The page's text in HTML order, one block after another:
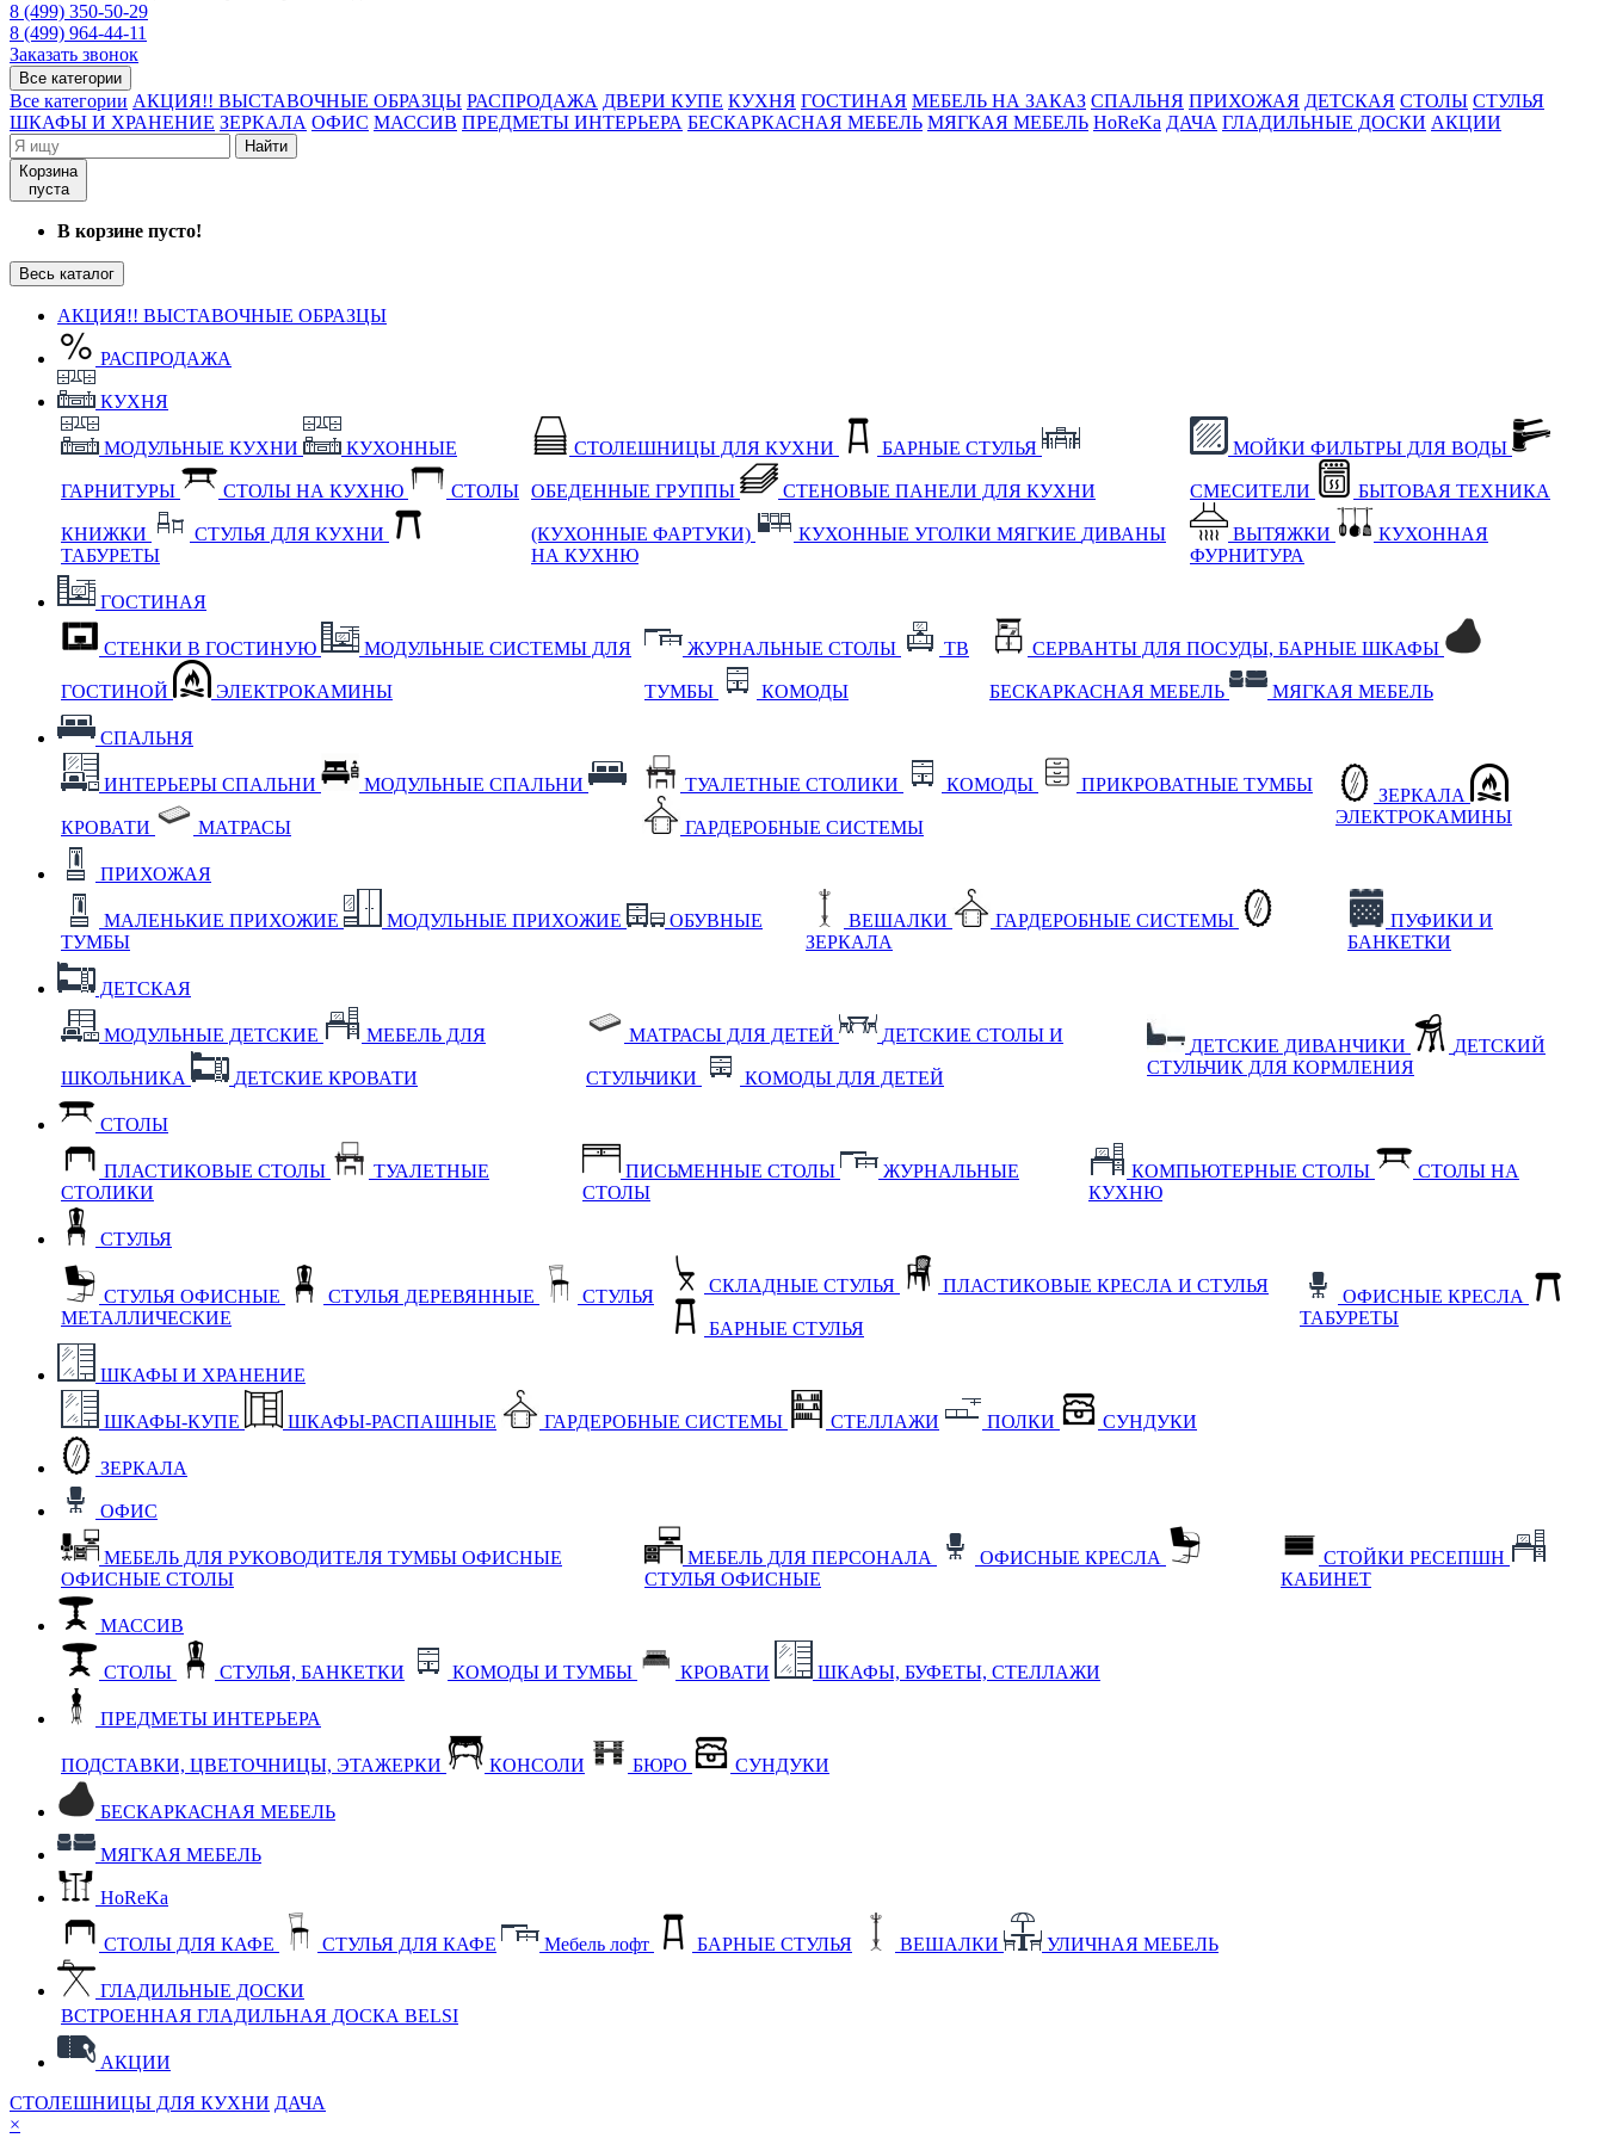
8 (499) 350-50-29
8 (499) 964-44-11
Заказать звонок
Все категории
Все категории АКЦИЯ!! ВЫСТАВОЧНЫЕ ОБРАЗЦЫ РАСПРОДАЖА ДВЕРИ КУПЕ КУХНЯ ГОСТИНАЯ МЕБЕЛЬ НА ЗАКАЗ СПАЛЬНЯ ПРИХОЖАЯ ДЕТСКАЯ СТОЛЫ СТУЛЬЯ
ШКАФЫ И ХРАНЕНИЕ ЗЕРКАЛА ОФИС МАССИВ ПРЕДМЕТЫ ИНТЕРЬЕРА БЕСКАРКАСНАЯ МЕБЕЛЬ МЯГКАЯ МЕБЕЛЬ HoReKa ДАЧА ГЛАДИЛЬНЫЕ ДОСКИ АКЦИИ
Найти
Корзина
пуста
В корзине пусто!
Весь каталог
АКЦИЯ!! ВЫСТАВОЧНЫЕ ОБРАЗЦЫ
РАСПРОДАЖА
КУХНЯ
МОДУЛЬНЫЕ КУХНИ КУХОННЫЕ
ГАРНИТУРЫ СТОЛЫ НА КУХНЮ СТОЛЫ
КНИЖКИ
СТУЛЬЯ ДЛЯ КУХНИ
ТАБУРЕТЫ
СТОЛЕШНИЦЫ ДЛЯ КУХНИ БАРНЫЕ СТУЛЬЯ
ОБЕДЕННЫЕ ГРУППЫ СТЕНОВЫЕ ПАНЕЛИ ДЛЯ КУХНИ
(КУХОННЫЕ ФАРТУКИ) КУХОННЫЕ УГОЛКИ МЯГКИЕ ДИВАНЫ
НА КУХНЮ
МОЙКИ ФИЛЬТРЫ ДЛЯ ВОДЫ
СМЕСИТЕЛИ БЫТОВАЯ ТЕХНИКА
ВЫТЯЖКИ
КУХОННАЯ
ФУРНИТУРА
ГОСТИНАЯ
СТЕНКИ В ГОСТИНУЮ МОДУЛЬНЫЕ СИСТЕМЫ ДЛЯ
ГОСТИНОЙ ЭЛЕКТРОКАМИНЫ
ЖУРНАЛЬНЫЕ СТОЛЫ ТВ
ТУМБЫ КОМОДЫ
СЕРВАНТЫ ДЛЯ ПОСУДЫ, БАРНЫЕ ШКАФЫ
БЕСКАРКАСНАЯ МЕБЕЛЬ МЯГКАЯ МЕБЕЛЬ
СПАЛЬНЯ
ИНТЕРЬЕРЫ СПАЛЬНИ МОДУЛЬНЫЕ СПАЛЬНИ
КРОВАТИ МАТРАСЫ
ТУАЛЕТНЫЕ СТОЛИКИ КОМОДЫ ПРИКРОВАТНЫЕ ТУМБЫ
ГАРДЕРОБНЫЕ СИСТЕМЫ
ЗЕРКАЛА
ЭЛЕКТРОКАМИНЫ
ПРИХОЖАЯ
МАЛЕНЬКИЕ ПРИХОЖИЕ МОДУЛЬНЫЕ ПРИХОЖИЕ
ОБУВНЫЕ
ТУМБЫ
ВЕШАЛКИ
ГАРДЕРОБНЫЕ СИСТЕМЫ
ЗЕРКАЛА
ПУФИКИ И
БАНКЕТКИ
ДЕТСКАЯ
МОДУЛЬНЫЕ ДЕТСКИЕ МЕБЕЛЬ ДЛЯ
ШКОЛЬНИКА ДЕТСКИЕ КРОВАТИ
МАТРАСЫ ДЛЯ ДЕТЕЙ ДЕТСКИЕ СТОЛЫ И
СТУЛЬЧИКИ КОМОДЫ ДЛЯ ДЕТЕЙ
ДЕТСКИЕ ДИВАНЧИКИ
ДЕТСКИЙ
СТУЛЬЧИК ДЛЯ КОРМЛЕНИЯ
СТОЛЫ
ПЛАСТИКОВЫЕ СТОЛЫ
ТУАЛЕТНЫЕ
СТОЛИКИ
ПИСЬМЕННЫЕ СТОЛЫ
ЖУРНАЛЬНЫЕ
СТОЛЫ
КОМПЬЮТЕРНЫЕ СТОЛЫ
СТОЛЫ НА
КУХНЮ
СТУЛЬЯ
СТУЛЬЯ ОФИСНЫЕ СТУЛЬЯ ДЕРЕВЯННЫЕ
СТУЛЬЯ
МЕТАЛЛИЧЕСКИЕ
СКЛАДНЫЕ СТУЛЬЯ ПЛАСТИКОВЫЕ КРЕСЛА И СТУЛЬЯ
БАРНЫЕ СТУЛЬЯ
ОФИСНЫЕ КРЕСЛА
ТАБУРЕТЫ
ШКАФЫ И ХРАНЕНИЕ
ШКАФЫ-КУПЕ ШКАФЫ-РАСПАШНЫЕ ГАРДЕРОБНЫЕ СИСТЕМЫ СТЕЛЛАЖИ ПОЛКИ СУНДУКИ
ЗЕРКАЛА
ОФИС
МЕБЕЛЬ ДЛЯ РУКОВОДИТЕЛЯ ТУМБЫ ОФИСНЫЕ
ОФИСНЫЕ СТОЛЫ
МЕБЕЛЬ ДЛЯ ПЕРСОНАЛА
ОФИСНЫЕ КРЕСЛА
СТУЛЬЯ ОФИСНЫЕ
СТОЙКИ РЕСЕПШН
КАБИНЕТ
МАССИВ
СТОЛЫ СТУЛЬЯ, БАНКЕТКИ КОМОДЫ И ТУМБЫ КРОВАТИ ШКАФЫ, БУФЕТЫ, СТЕЛЛАЖИ
ПРЕДМЕТЫ ИНТЕРЬЕРА
ПОДСТАВКИ, ЦВЕТОЧНИЦЫ, ЭТАЖЕРКИ КОНСОЛИ БЮРО СУНДУКИ
БЕСКАРКАСНАЯ МЕБЕЛЬ
МЯГКАЯ МЕБЕЛЬ
HoReKa
СТОЛЫ ДЛЯ КАФЕ СТУЛЬЯ ДЛЯ КАФЕ Мебель лофт БАРНЫЕ СТУЛЬЯ ВЕШАЛКИ УЛИЧНАЯ МЕБЕЛЬ
ГЛАДИЛЬНЫЕ ДОСКИ
ВСТРОЕННАЯ ГЛАДИЛЬНАЯ ДОСКА BELSI
АКЦИИ
СТОЛЕШНИЦЫ ДЛЯ КУХНИ ДАЧА
×